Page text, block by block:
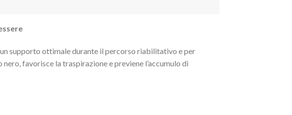
supporto ottimale durante il percorso riabilitativo e per
favorisce la traspirazione e previene l’accumulo di